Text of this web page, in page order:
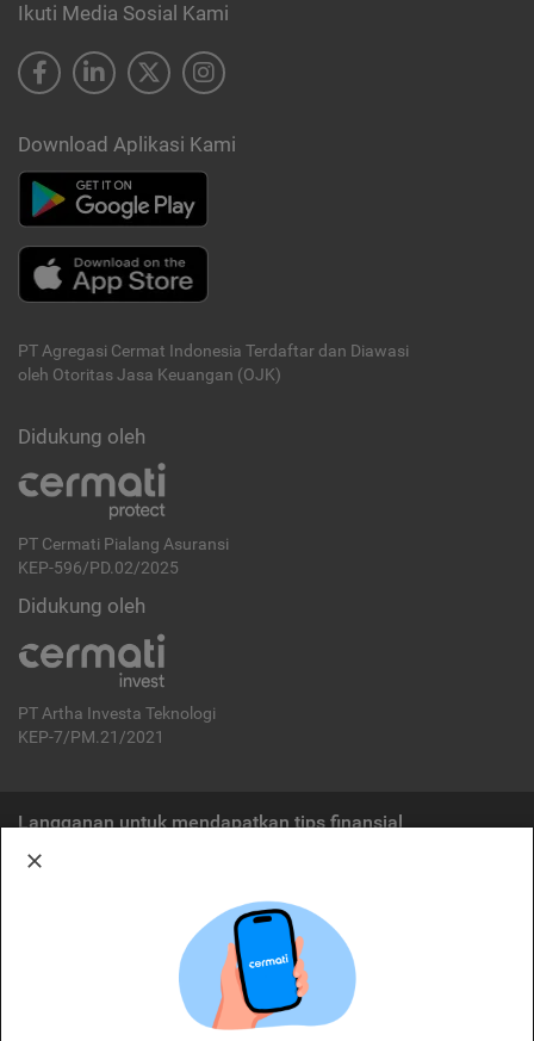
Ikuti Media Sosial Kami
Download Aplikasi Kami
PT Agregasi Cermat Indonesia Terdaftar dan Diawasi
oleh Otoritas Jasa Keuangan (OJK)
Didukung oleh
PT Cermati Pialang Asuransi
KEP-596/PD.02/2025
Didukung oleh
PT Artha Investa Teknologi
KEP-7/PM.21/2021
Langganan untuk mendapatkan tips finansial
Cermati merupakan penyelenggara agregasi jasa keuangan yang terdaftar di
OJK. Oleh karena itu, produk dan/atau layanan jasa keuangan yang
ditawarkan bukan merupakan produk dan/atau layanan jasa keuangan yang
diterbitkan oleh Cermati dan Cermati tidak bertanggung jawab atas tuntutan